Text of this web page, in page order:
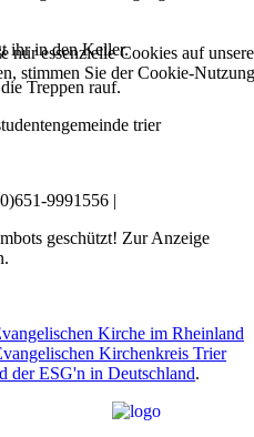
in den Keller.
Treppen rauf.
trier
9991556 |
geschützt! Zur Anzeige
Kirche im Rheinland
Kirchenkreis Trier
der ESG'n in Deutschland.
nur essenzielle Cookies auf
stimmen Sie der Cookie-